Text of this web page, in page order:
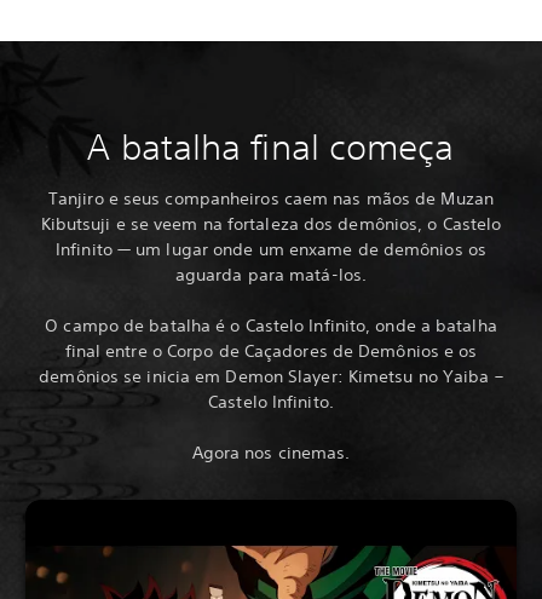
A batalha final começa
Tanjiro e seus companheiros caem nas mãos de Muzan
Kibutsuji e se veem na fortaleza dos demônios, o Castelo
Infinito — um lugar onde um enxame de demônios os
aguarda para matá-los.
O campo de batalha é o Castelo Infinito, onde a batalha
final entre o Corpo de Caçadores de Demônios e os
demônios se inicia em Demon Slayer: Kimetsu no Yaiba –
Castelo Infinito.
Agora nos cinemas.